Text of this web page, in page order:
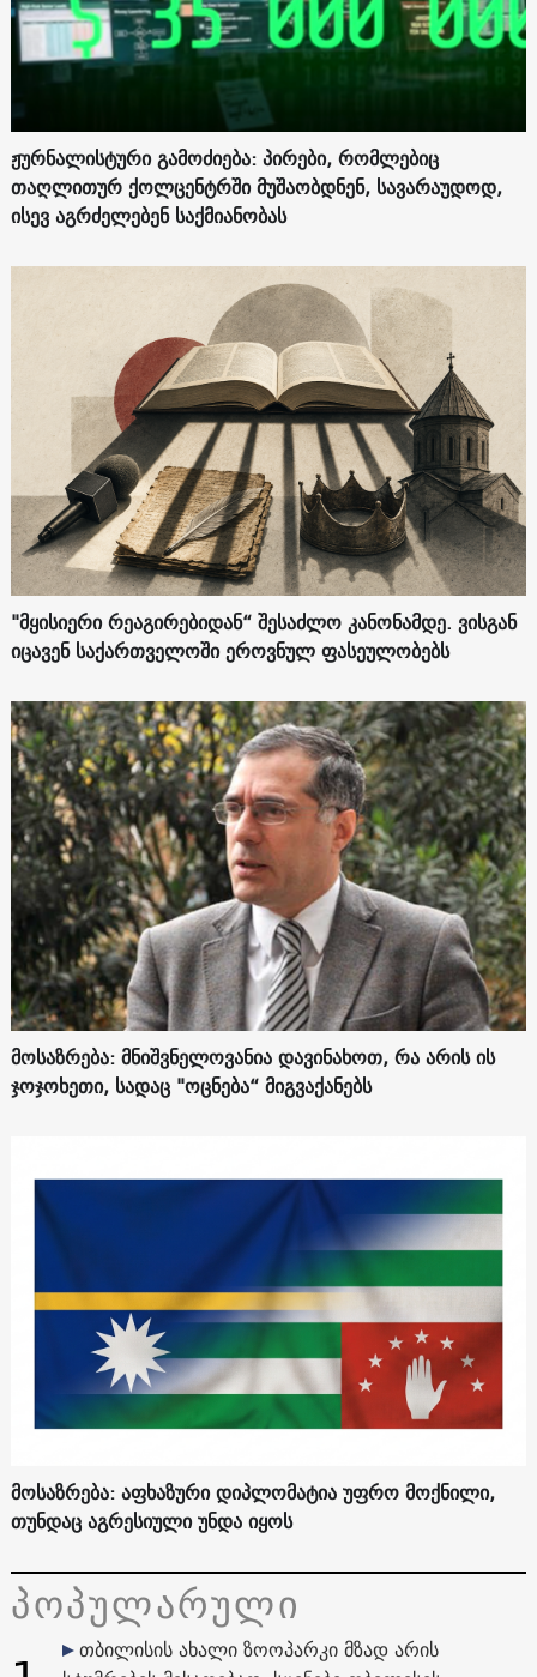
ჟურნალისტური გამოძიება: პირები, რომლებიც
თაღლითურ ქოლცენტრში მუშაობდნენ, სავარაუდოდ,
ისევ აგრძელებენ საქმიანობას
"მყისიერი რეაგირებიდან“ შესაძლო კანონამდე. ვისგან
იცავენ საქართველოში ეროვნულ ფასეულობებს
მოსაზრება: მნიშვნელოვანია დავინახოთ, რა არის ის
ჯოჯოხეთი, სადაც "ოცნება“ მიგვაქანებს
მოსაზრება: აფხაზური დიპლომატია უფრო მოქნილი,
თუნდაც აგრესიული უნდა იყოს
პოპულარული
თბილისის ახალი ზოოპარკი მზად არის